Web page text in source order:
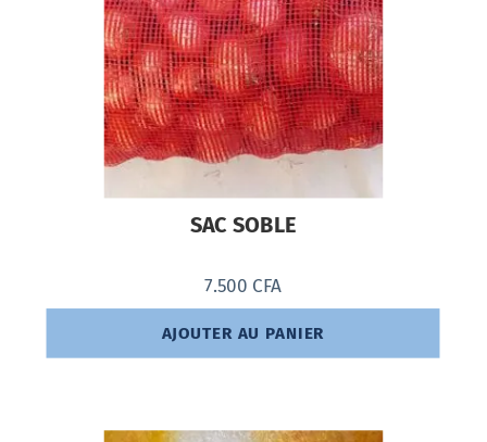
SAC SOBLE
7.500 CFA
AJOUTER AU PANIER